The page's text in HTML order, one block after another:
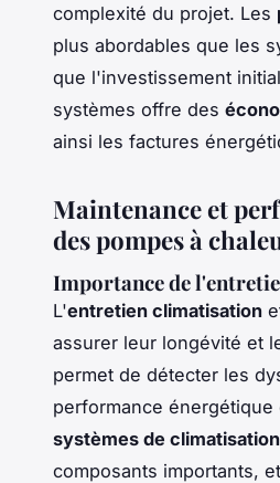
complexité du projet. Les
plus abordables que les
que l'investissement
systèmes offre des
ainsi les factures
Maintenance et
des pompes à
Importance de
L'entretien climatisation
assurer leur longévité et
permet de détecter les
performance
systèmes de climatisation
composants importants,